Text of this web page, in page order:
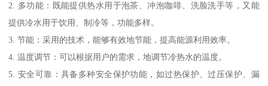
2. 多功能：既能提供热水用于泡茶、冲泡咖啡、洗脸洗手等，又能
提供冷水用于饮用、制冷等，功能多样。
3. 节能：采用的技术，能够有效地节能，提高能源利用效率。
4. 温度调节：可以根据用户的需求，地调节冷热水的温度。
5. 安全可靠：具备多种安全保护功能，如过热保护、过压保护、漏